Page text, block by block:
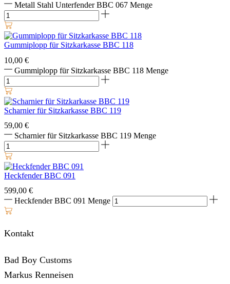
Metall Stahl Unterfender BBC 067 Menge
Gummiplopp für Sitzkarkasse BBC 118
10,00 €
Gummiplopp für Sitzkarkasse BBC 118 Menge
Scharnier für Sitzkarkasse BBC 119
59,00 €
Scharnier für Sitzkarkasse BBC 119 Menge
Heckfender BBC 091
599,00 €
Heckfender BBC 091 Menge
Kontakt
Bad Boy Customs
Markus Renneisen